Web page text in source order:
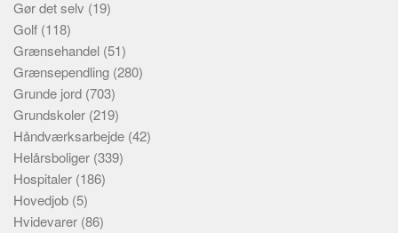
Gør det selv (19)
Golf (118)
Grænsehandel (51)
Grænsependling (280)
Grunde jord (703)
Grundskoler (219)
Håndværksarbejde (42)
Helårsboliger (339)
Hospitaler (186)
Hovedjob (5)
Hvidevarer (86)